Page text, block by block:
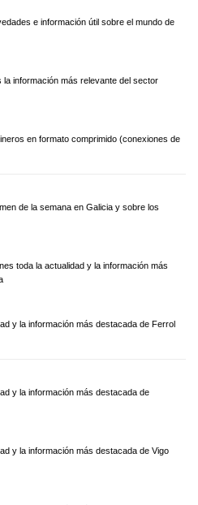
e información útil sobre el mundo de
la información más relevante del sector
en formato comprimido (conexiones de
de la semana en Galicia y sobre los
toda la actualidad y la información más
y la información más destacada de Ferrol
y la información más destacada de
y la información más destacada de Vigo